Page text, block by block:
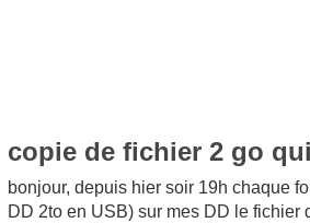
copie de fichier 2 go
bonjour, depuis hier soir 19h chaque
DD 2to en USB) sur mes DD le fichier